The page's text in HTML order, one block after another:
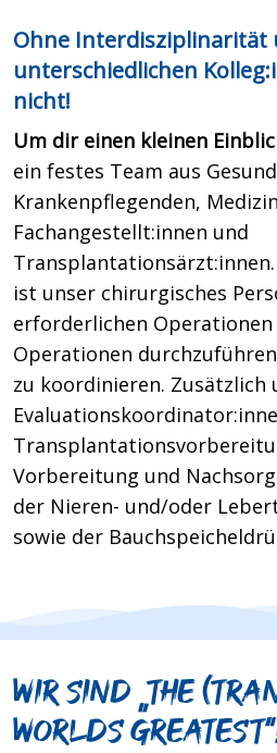
Ohne Interdisziplinarität
unterschiedlichen
nicht!
Um dir einen kleinen
ein festes Team aus
Krankenpflegenden,
Fachangestellt:innen und
ist unser chirurgisches
erforderlichen
Operationen
zu koordinieren.
Vorbereitung und
der Nieren- und/oder
sowie der
Wir sind „the
worlds